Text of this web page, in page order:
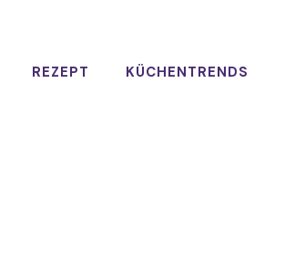
REZEPT KÜCHENTRENDS